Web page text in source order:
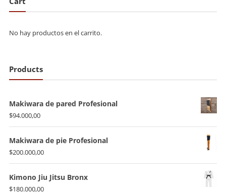
No hay productos en el carrito.
Products
Makiwara de pared Profesional
$94.000,00
Makiwara de pie Profesional
$200.000,00
Kimono Jiu Jitsu Bronx
$180.000,00